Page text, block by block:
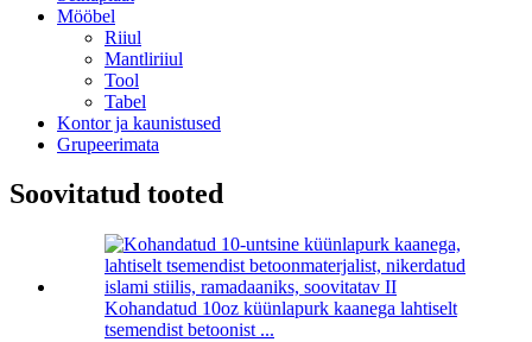
Mööbel
Riiul
Mantliriiul
Tool
Tabel
Kontor ja kaunistused
Grupeerimata
Soovitatud tooted
Kohandatud 10oz küünlapurk kaanega lahtiselt
tsemendist betoonist ...